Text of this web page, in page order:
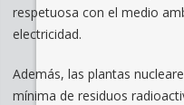
respetuosa con el medio
electricidad.
Además, las plantas
mínima de residuos